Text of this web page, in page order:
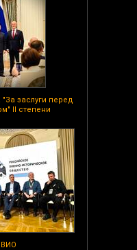
заслуги перед
II степени